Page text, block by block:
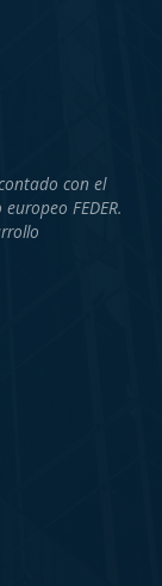
con el
FEDER.